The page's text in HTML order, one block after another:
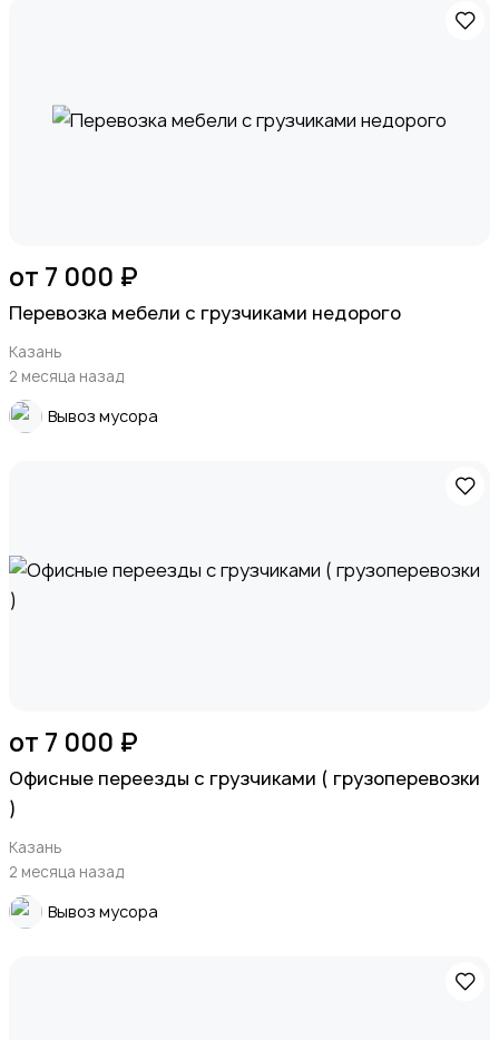
от 7 000 ₽
Перевозка мебели с грузчиками недорого
Казань
2 месяца назад
Вывоз мусора
от 7 000 ₽
Офисные переезды с грузчиками ( грузоперевозки
)
Казань
2 месяца назад
Вывоз мусора